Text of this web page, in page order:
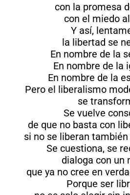
con la promesa
con el miedo
Y así,
la libertad se
En nombre de la
En nombre de la
En nombre de la
Pero el liberalismo
se
Se vuelve
de que no basta con
si no se liberan
Se cuestiona, se
dialoga con un
que ya no cree en
Porque ser